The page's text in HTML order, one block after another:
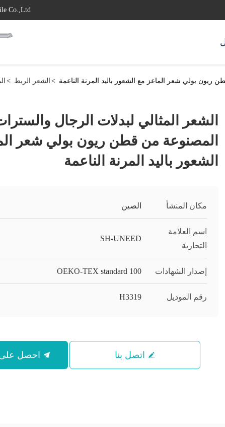
Co.,Ltd
> الشعر الربط > ريون بولي شعر الماعز مع الشعور باليد المرنة الناعمة
الشعر المثالي لبدلات الرجال
المصنوعة من قطن ريون بولي شعر
الشعور باليد المرنة الناعمة
مكان المنشأ الصين
اسم العلامة
التجارية
SH-UNEED
إصدار الشهادات OEKO-TEX standard 100
رقم الموديل H3319
اتصل بنا